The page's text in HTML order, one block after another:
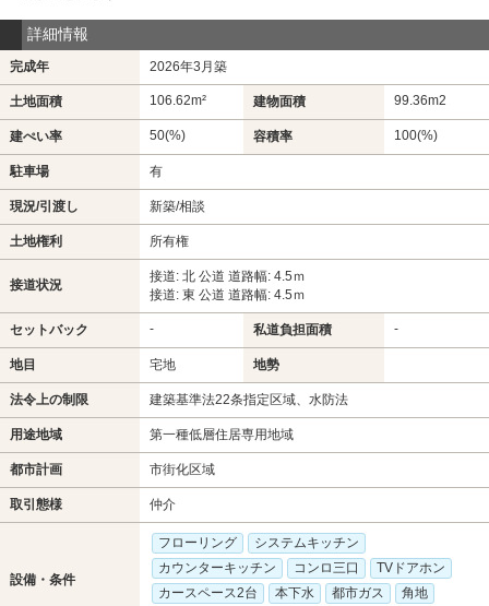
詳細情報
完成年 2026年3月築
土地面積 106.62m² 建物面積 99.36m2
建ぺい率 50(%) 容積率 100(%)
駐車場 有
現況/引渡し 新築/相談
土地権利 所有権
接道状況
接道: 北 公道 道路幅: 4.5ｍ
接道: 東 公道 道路幅: 4.5ｍ
セットバック - 私道負担面積 -
地目 宅地 地勢
法令上の制限 建築基準法22条指定区域、水防法
用途地域 第一種低層住居専用地域
都市計画 市街化区域
取引態様 仲介
設備・条件
フローリング
システムキッチン
カウンターキッチン
コンロ三口
TVドアホン
カースペース2台
本下水 都市ガス
角地